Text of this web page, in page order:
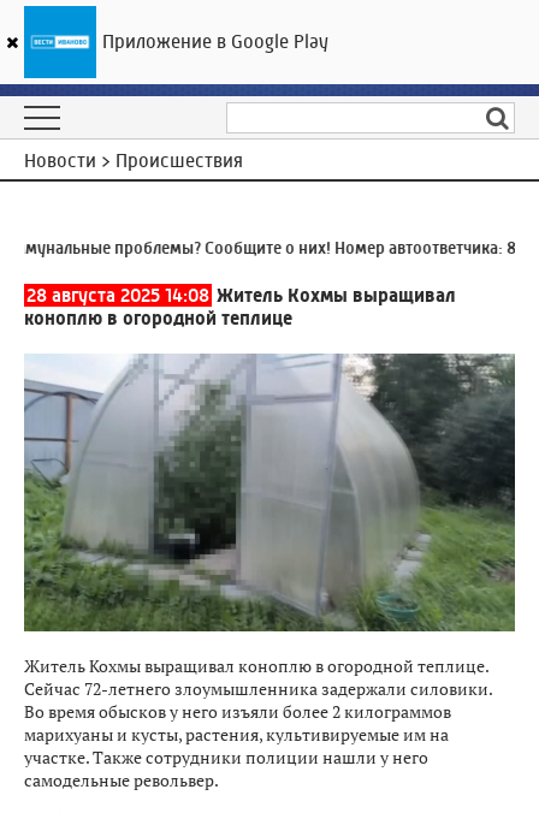
ГТРК «Ивтелерадио»
Новости > Происшествия
проблемы? Сообщите о них! Номер автоответчика:8
28 августа 2025 14:08 Житель Кохмы выращивал
коноплю в огородной теплице
Житель Кохмы выращивал коноплю в огородной теплице.
Сейчас 72-летнего злоумышленника задержали силовики.
Во время обысков у него изъяли более 2 килограммов
марихуаны и кусты, растения, культивируемые им на
участке. Также сотрудники полиции нашли у него
самодельные револьвер.
Приложение в Google Play